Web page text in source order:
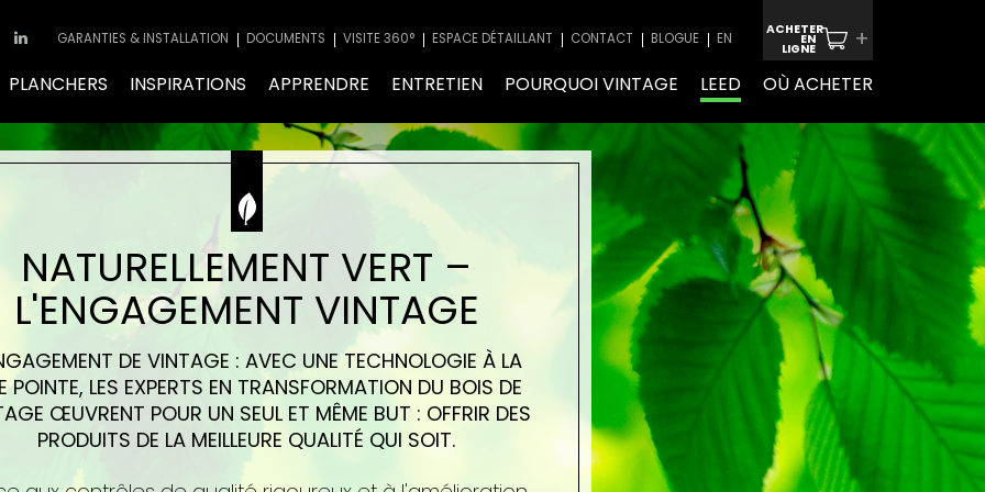
NATURELLEMENT VERT –
L'ENGAGEMENT VINTAGE
DE VINTAGE : AVEC UNE TECHNOLOGIE À LA
POINTE, LES EXPERTS EN TRANSFORMATION DU BOIS DE
ŒUVRENT POUR UN SEUL ET MÊME BUT : OFFRIR DES
PRODUITS DE LA MEILLEURE QUALITÉ QUI SOIT.
ACHETER
EN
LIGNE +
GARANTIES & INSTALLATION DOCUMENTS VISITE 360° ESPACE DÉTAILLANT CONTACT BLOGUE EN
PLANCHERS INSPIRATIONS APPRENDRE ENTRETIEN POURQUOI VINTAGE LEED OÙ ACHETER